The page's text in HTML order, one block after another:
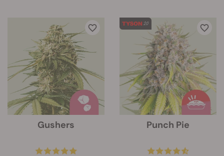
Gushers Punch Pie